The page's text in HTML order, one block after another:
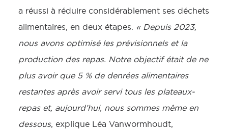
a réussi à réduire considérablement ses déchets
alimentaires, en deux étapes.
« Depuis 2023,
nous avons optimisé les prévisionnels et la
production des repas. Notre objectif était de ne
plus avoir que 5 % de denrées alimentaires
restantes après avoir servi tous les plateaux-
repas et, aujourd’hui, nous sommes même en
dessous, explique Léa Vanwormhoudt,